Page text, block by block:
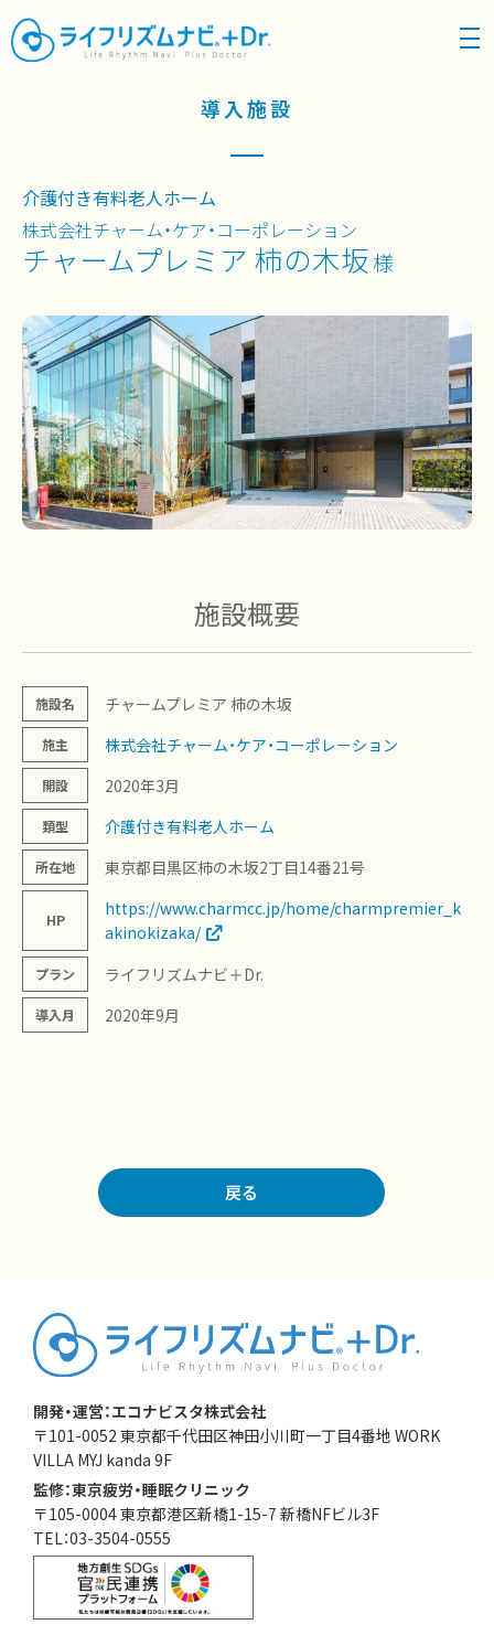
density_medium
導入施設
介護付き有料老人ホーム
株式会社チャーム・ケア・コーポレーション
チャームプレミア 柿の木坂様
施設概要
施設名 チャームプレミア 柿の木坂
施主 株式会社チャーム・ケア・コーポレーション
開設 2020年3月
類型 介護付き有料老人ホーム
所在地 東京都目黒区柿の木坂2丁目14番21号
HP
https://www.charmcc.jp/home/charmpremier_k
akinokizaka/
プラン ライフリズムナビ＋Dr.
導入月 2020年9月
戻る
開発・運営：エコナビスタ株式会社
〒101-0052 東京都千代田区神田小川町一丁目4番地 WORK
VILLA MYJ kanda 9F
監修：東京疲労・睡眠クリニック
〒105-0004 東京都港区新橋1-15-7 新橋NFビル3F
TEL：03-3504-0555